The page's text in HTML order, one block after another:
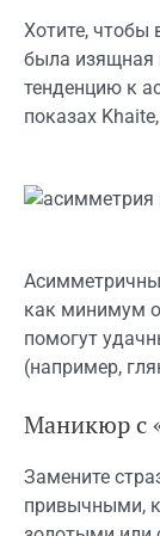
Хотите, чтобы
была изящная
тенденцию к
показах
как минимум
помогут
(например,
Маникюр с
Замените
привычными,